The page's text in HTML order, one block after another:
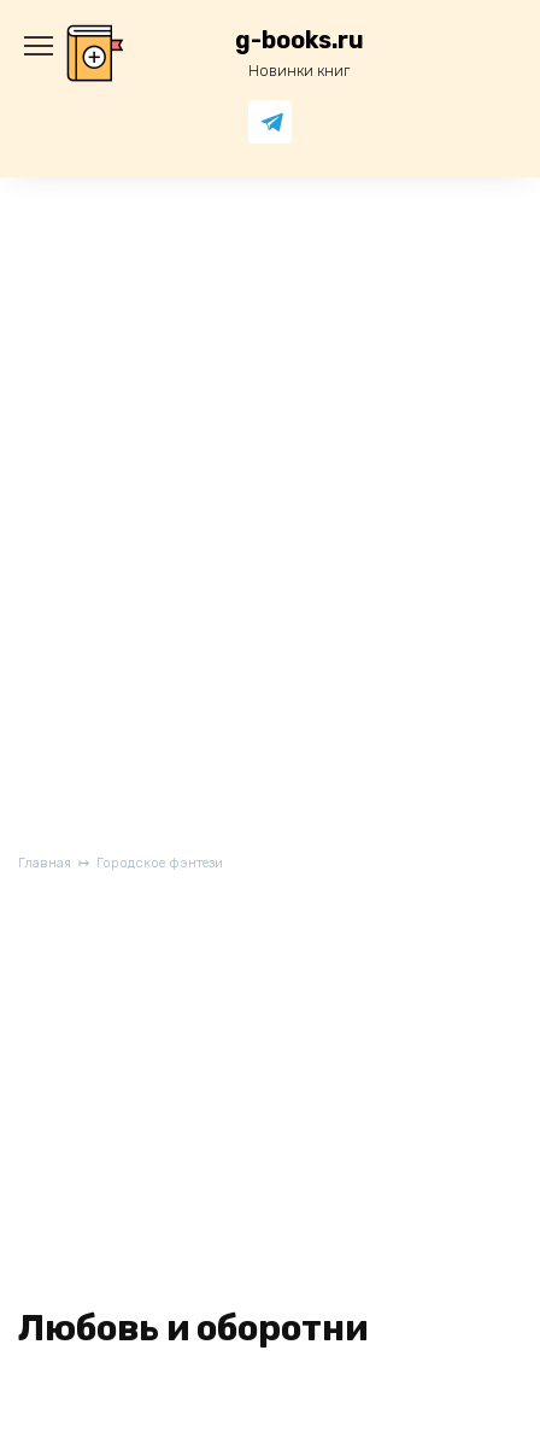
содержанию
g-books.ru
Новинки книг
Главная Городское фэнтези
Любовь и оборотни